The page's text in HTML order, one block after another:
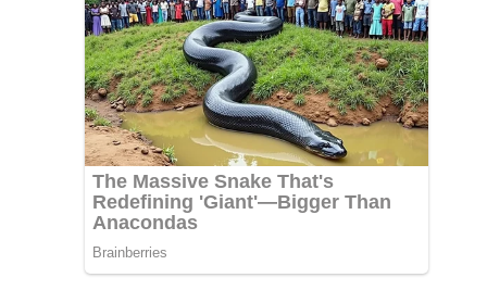
Nasional
(PKN)
ke
Jawa
Timur
Syarifuddin
mendampingi
para
peserta
Pelatihan
Kepemimpinan...